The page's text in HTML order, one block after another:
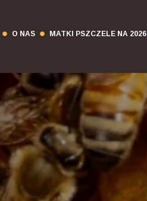
O NAS MATKI PSZCZELE NA 2026